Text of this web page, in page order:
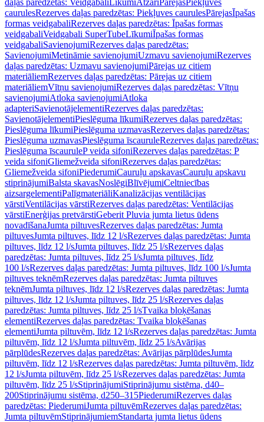
daļas paredzētas: Veidgabali LīkumiAtzari PārejasPiekļuves
caurulesRezerves daļas paredzētas: Piekļuves caurulesPārejasĪpašas
formas veidgabaliRezerves daļas paredzētas: Īpašas formas
veidgabaliVeidgabali SuperTubeLīkumiĪpašas formas
veidgabaliSavienojumiRezerves daļas paredzētas:
SavienojumiMetināmie savienojumiUzmavu savienojumiRezerves
daļas paredzētas: Uzmavu savienojumiPārejas uz citiem
materiāliemRezerves daļas paredzētas: Pārejas uz citiem
materiāliemVītņu savienojumiRezerves daļas paredzētas: Vītņu
savienojumiAtloka savienojumiAtloka
adapteriSavienotājelementiRezerves daļas paredzētas:
SavienotājelementiPieslēguma līkumiRezerves daļas paredzētas:
Pieslēguma līkumiPieslēguma uzmavasRezerves daļas paredzētas:
Pieslēguma uzmavasPieslēguma īscauruleRezerves daļas paredzētas:
Pieslēguma īscauruleP veida sifoniRezerves daļas paredzētas: P
veida sifoniGliemežveida sifoniRezerves daļas paredzētas:
Gliemežveida sifoniPiederumiCauruļu apskavasCauruļu apskavu
stiprinājumiBalsta skavasNoslēgiBlīvējumiCeltniecības
aizsargelementiPalīgmateriāliKanalizācijas ventilācijas
vārstiVentilācijas vārstiRezerves daļas paredzētas: Ventilācijas
vārstiEnerģijas pretvārstiGeberit Pluvia jumta lietus ūdens
novadīšanaJumta piltuvesRezerves daļas paredzētas: Jumta
piltuvesJumta piltuves, līdz 12 l/sRezerves daļas paredzētas: Jumta
piltuves, līdz 12 l/sJumta piltuves, līdz 25 l/sRezerves daļas
paredzētas: Jumta piltuves, līdz 25 l/sJumta piltuves, līdz
100 l/sRezerves daļas paredzētas: Jumta piltuves, līdz 100 l/sJumta
piltuves teknēmRezerves daļas paredzētas: Jumta piltuves
teknēmJumta piltuves, līdz 12 l/sRezerves daļas paredzētas: Jumta
piltuves, līdz 12 l/sJumta piltuves, līdz 25 l/sRezerves daļas
paredzētas: Jumta piltuves, līdz 25 l/sTvaika bloķēšanas
elementiRezerves daļas paredzētas: Tvaika bloķēšanas
elementiJumta piltuvēm, līdz 12 l/sRezerves daļas paredzētas: Jumta
piltuvēm, līdz 12 l/sJumta piltuvēm, līdz 25 l/sAvārijas
pārplūdesRezerves daļas paredzētas: Avārijas pārplūdesJumta
piltuvēm, līdz 12 l/sRezerves daļas paredzētas: Jumta piltuvēm, līdz
12 l/sJumta piltuvēm, līdz 25 l/sRezerves daļas paredzētas: Jumta
piltuvēm, līdz 25 l/sStiprinājumiStiprinājumu sistēma, d40–
200Stiprinājumu sistēma, d250–315PiederumiRezerves daļas
paredzētas: PiederumiJumta piltuvēmRezerves daļas paredzētas:
Jumta piltuvēmStiprinājumiemStandarta jumta lietus ūdens